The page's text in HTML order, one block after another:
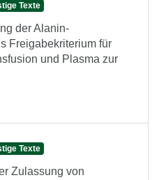
Texte
der Alanin-
Freigabekriterium für
und Plasma zur
Texte
Zulassung von